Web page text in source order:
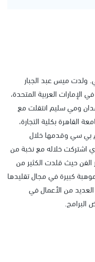
ولدت ميس عبد الجبار
في أبوظبي في الإمارات العربية المتحدة،
ومي سليم انتقلت مع
القاهرة بكلية التجارة،
بي سي وقدمها خلال
الساخر سي بي إم عام 2003 الذي اشتركت خلاله مع نخبة من
الفن حيث قلدت الكثير من
كبيرة في مجال تقليدها
من الأعمال في
البرامج.